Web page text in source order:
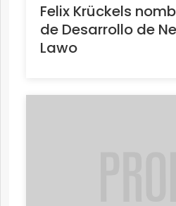
Felix Krückels
de Desarrollo de
Lawo